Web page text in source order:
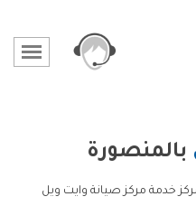
بالمنصورة
خدمة مركز صيانة وايت ويل